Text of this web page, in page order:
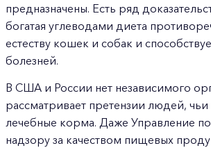
предназначены. Есть ряд
богатая углеводами диета
естеству кошек и собак и
болезней.
В США и России нет независимого
рассматривает претензии людей,
лечебные корма. Даже Управление
надзору за качеством пищевых